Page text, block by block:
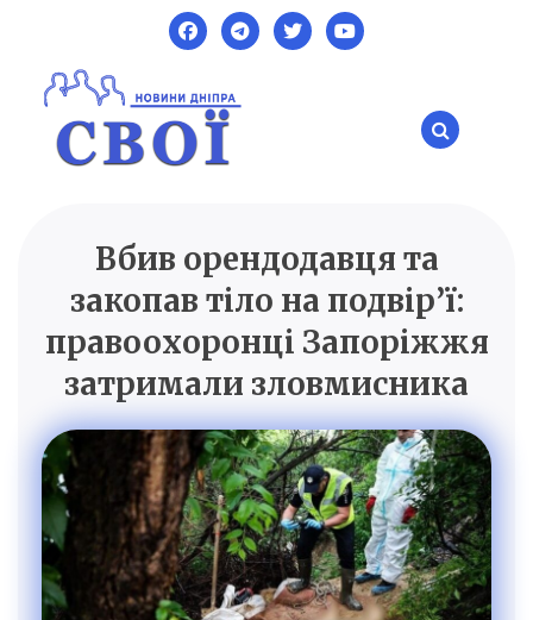
content
SVOI.DP.UA
Новини Дніпра
Вбив орендодавця та
закопав тіло на подвір’ї:
правоохоронці Запоріжжя
затримали зловмисника